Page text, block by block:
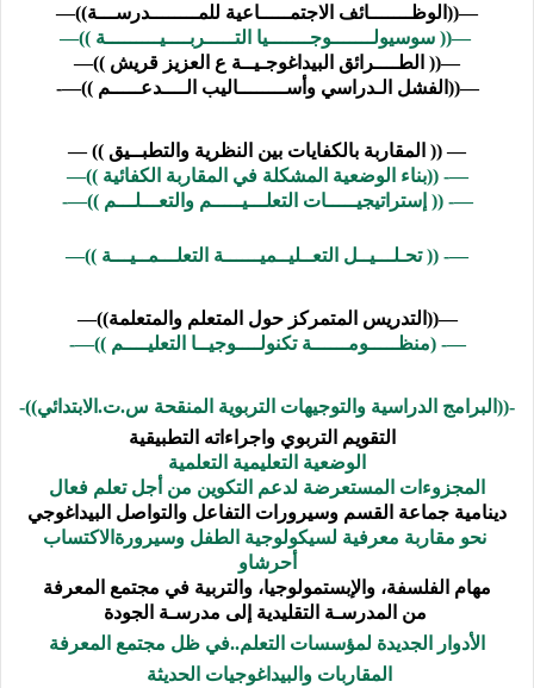
—(( الوظـــــــائف الاجتمـــــاعية للمــــــــدرســـة))—
—((سوسيولـــــــوجـــــــيا التـــــربــــيـــــــــة ))—
—(( الطــــرائق البيداغوجـيــة ع العزيز قريش ))—
—(( الفشل الـدراسي وأســــــــاليب الــــدعـــــم ))—-
— (( المقاربة بالكفايات بين النظرية والتطبــيق )) —
—- ((بناء الوضعية المشكلة في المقاربة الكفائية ))—
—- (( إستراتيجيـــــات التعلـــيـــــم والتعـــلـــم ))—-
—- ((تحـلـــيــل التعــليــميــــــة التعلـــمــيـــة ))—
—(( التدريس المتمركز حول المتعلم والمتعلمة))—
—- (منظـــــومــــــة تكنولــــوجيــا التعليــــم ))—-
-(( البرامج الدراسية والتوجيهات التربوية المنقحة س.ت.الابتدائي))-
التقويم التربوي واجراءاته التطبيقية
الوضعية التعليمية التعلمية
المجزوءات المستعرضة لدعم التكوين من أجل تعلم فعال
دينامية جماعة القسم وسيرورات التفاعل والتواصل البيداغوجي
نحو مقاربة معرفية لسيكولوجية الطفل وسيرورةالاكتساب
أحرشاو
مهام الفلسفة، والإبستمولوجيا، والتربية في مجتمع المعرفة
من المدرسـة التقليدية إلى مدرسـة الجودة
الأدوار الجديدة لمؤسسات التعلم..في ظل مجتمع المعرفة
المقاربات والبيداغوجيات الحديثة